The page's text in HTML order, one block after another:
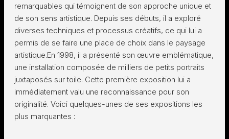
remarquables qui témoignent de son approche unique et
de son sens artistique. Depuis ses débuts, il a exploré
diverses techniques et processus créatifs, ce qui lui a
permis de se faire une place de choix dans le paysage
artistique.En 1998, il a présenté son œuvre emblématique,
une installation composée de milliers de petits portraits
juxtaposés sur toile. Cette première exposition lui a
immédiatement valu une reconnaissance pour son
originalité. Voici quelques-unes de ses expositions les
plus marquantes :